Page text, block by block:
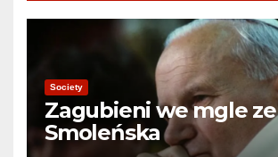
Society
Zagubieni we mgle ze
Smoleńska